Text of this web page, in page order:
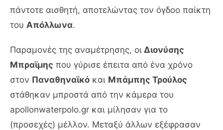
πάντοτε αισθητή, αποτελώντας τον όγδοο παίκτη
του Απόλλωνα.
Παραμονές της αναμέτρησης, οι Διονύσης
Μπραϊμης που γύρισε έπειτα από ένα χρόνο
στον Παναθηναϊκό και Μπάμπης Τρούλος
στάθηκαν μπροστά από την κάμερα του
apollonwaterpolo.gr και μίλησαν για το
(προσεχές) μέλλον. Μεταξύ άλλων εξέφρασαν